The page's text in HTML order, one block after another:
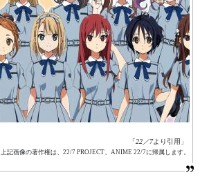
「22／7より引用」
上記画像の著作権は、22/7 PROJECT、ANIME 22/7に帰属します。